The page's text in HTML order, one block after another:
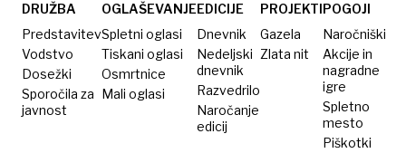
Sunakom
bodo
skoraj
enkrat
več
DRUŽBA
Predstavitev
Vodstvo
Dosežki
Sporočila za
javnost
OGLAŠEVANJE
Spletni oglasi
Tiskani oglasi
Osmrtnice
Mali oglasi
EDICIJE
Dnevnik
Nedeljski
dnevnik
Razvedrilo
Naročanje
edicij
PROJEKTI
Gazela
Zlata nit
POGOJI
Naročniški
Akcije in
nagradne
igre
Spletno
mesto
Piškotki